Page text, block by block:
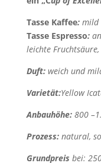
Tasse Kaffee: mild
Tasse Espresso:
leichte
Duft: weich und
Varietät:Yellow
Anbauhöhe:800
Prozess: natural,
Grundpreis bei: